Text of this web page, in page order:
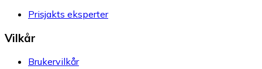
Prisjakts eksperter
Vilkår
Brukervilkår